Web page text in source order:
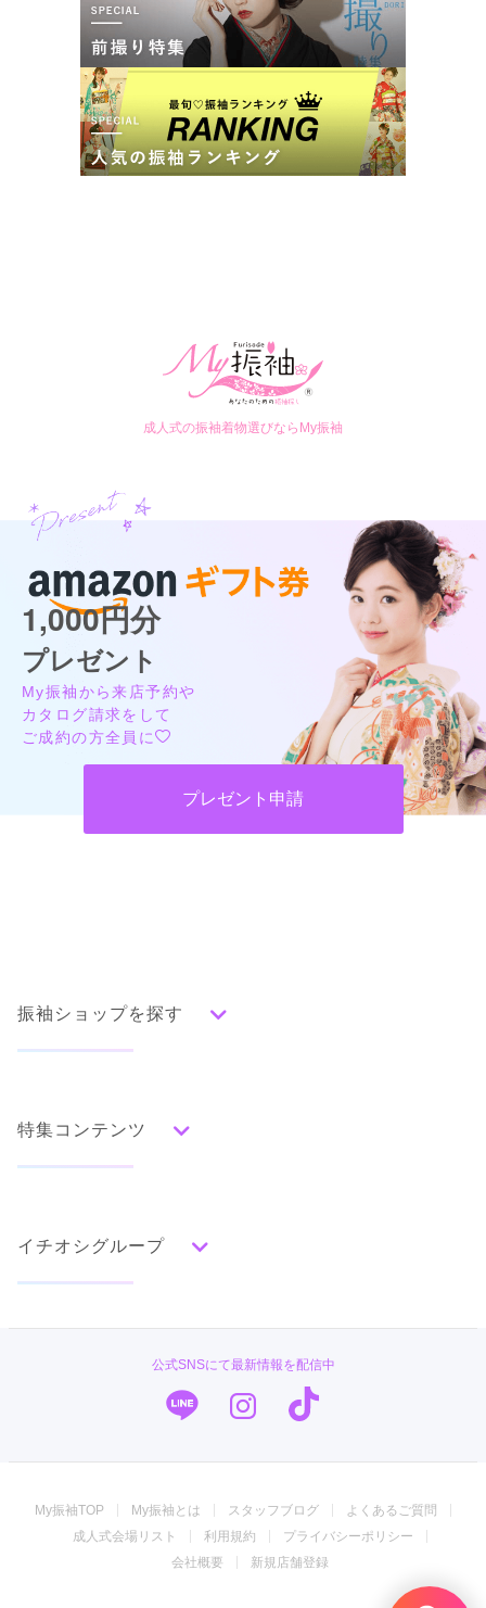
成人式の振袖着物選びならMy振袖
1,000円分
プレゼント
My振袖から来店予約や
カタログ請求をして
ご成約の方全員に
プレゼント申請
振袖ショップを探す
みんなの振袖ランキングトップ
色別ランキング
グレー
白
エレガント キュート クール
百合
橘 蝶 鶴 松竹梅 扇面 車
華籠
熨斗
宝尽 波 雪輪 雲取り 道長取り
矢絣
縞 その他
口コミから探す
特集コンテンツ
ママ振特集
個性的振袖コーディネート特集
成人式レポート
振袖ブランド特集
イチオシグループ
ジョイフル恵利
公式SNSにて最新情報を配信中
My振袖TOP My振袖とは スタッフブログ
よくあるご質問
成人式会場リスト
利用規約
プライバシーポリシー
会社概要
新規店舗登録